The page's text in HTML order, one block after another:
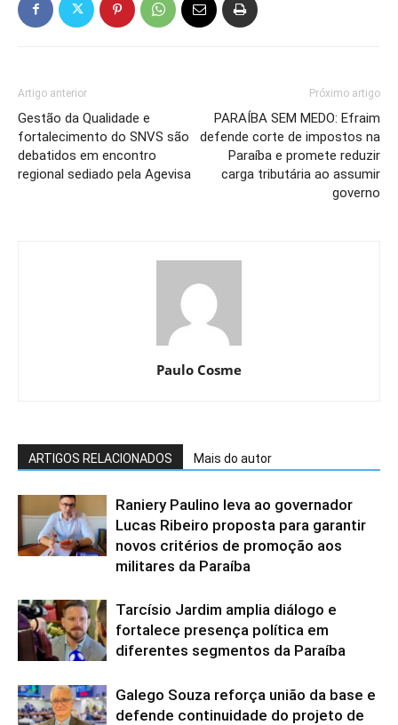
Artigo anterior
Gestão da Qualidade e
fortalecimento do SNVS são
debatidos em encontro
regional sediado pela Agevisa
Próximo artigo
PARAÍBA SEM MEDO: Efraim
defende corte de impostos na
Paraíba e promete reduzir
carga tributária ao assumir
governo
Paulo Cosme
ARTIGOS RELACIONADOS Mais do autor
Raniery Paulino leva ao governador
Lucas Ribeiro proposta para garantir
novos critérios de promoção aos
militares da Paraíba
Tarcísio Jardim amplia diálogo e
fortalece presença política em
diferentes segmentos da Paraíba
Galego Souza reforça união da base e
defende continuidade do projeto de